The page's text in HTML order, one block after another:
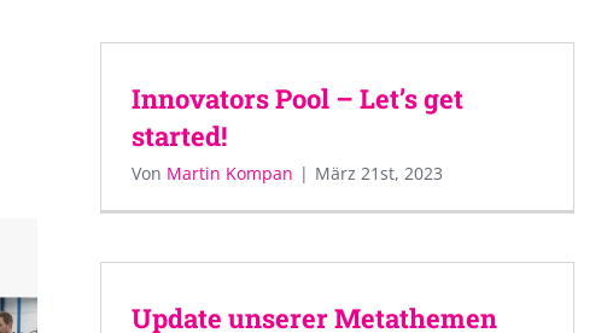
Innovators Pool – Let’s get
started!
Von Martin Kompan | März 21st, 2023
Update unserer Metathemen